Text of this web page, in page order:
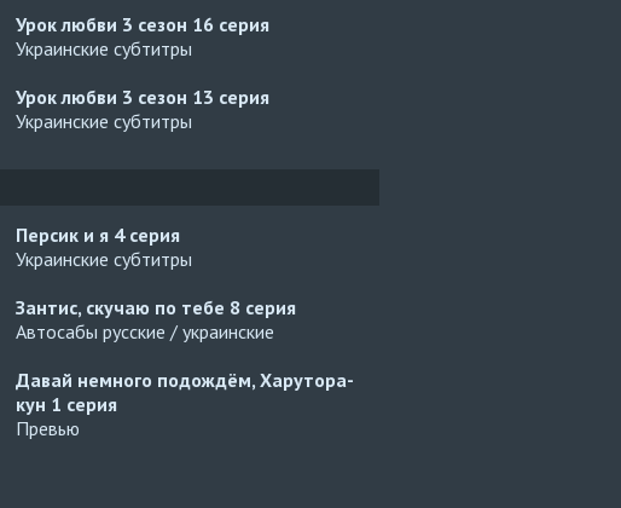
Урок любви 3 сезон 16 серия
Украинские субтитры
Урок любви 3 сезон 13 серия
Украинские субтитры
Персик и я 4 серия
Украинские субтитры
Зантис, скучаю по тебе 8 серия
Автосабы русские / украинские
Давай немного подождём, Харутора-
кун 1 серия
Превью